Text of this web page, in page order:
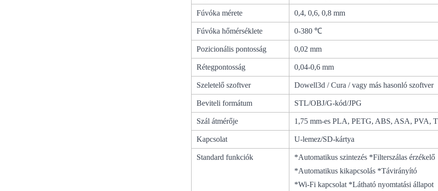
Fúvóka mérete 0,4, 0,6, 0,8 mm
Fúvóka hőmérséklete 0-380 ℃
Pozicionális pontosság 0,02 mm
Rétegpontosság 0,04-0,6 mm
Szeletelő szoftver Dowell3d / Cura / vagy más hasonló szoftver
Beviteli formátum STL/OBJ/G-kód/JPG
Szál átmérője 1,75 mm-es PLA, PETG, ABS, ASA, PVA,
Kapcsolat U-lemez/SD-kártya
Standard funkciók
*Automatikus szintezés *Filterszálas
*Automatikus kikapcsolás *Távirányító
*Wi-Fi kapcsolat *Látható nyomtatási állapot